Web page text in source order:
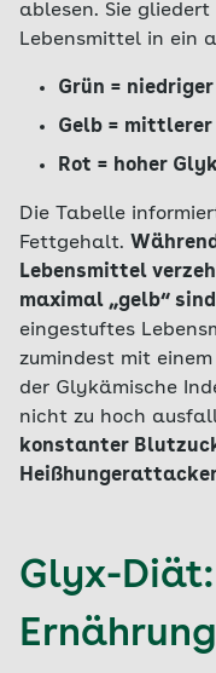
ablesen. Sie
Lebensmittel in ein
Grün =
Gelb =
Rot = hoher
Die Tabelle
Fettgehalt.
Lebensmittel
maximal „gelb“
eingestuftes
zumindest mit
der Glykämische
nicht zu hoch
konstanter
Glyx-